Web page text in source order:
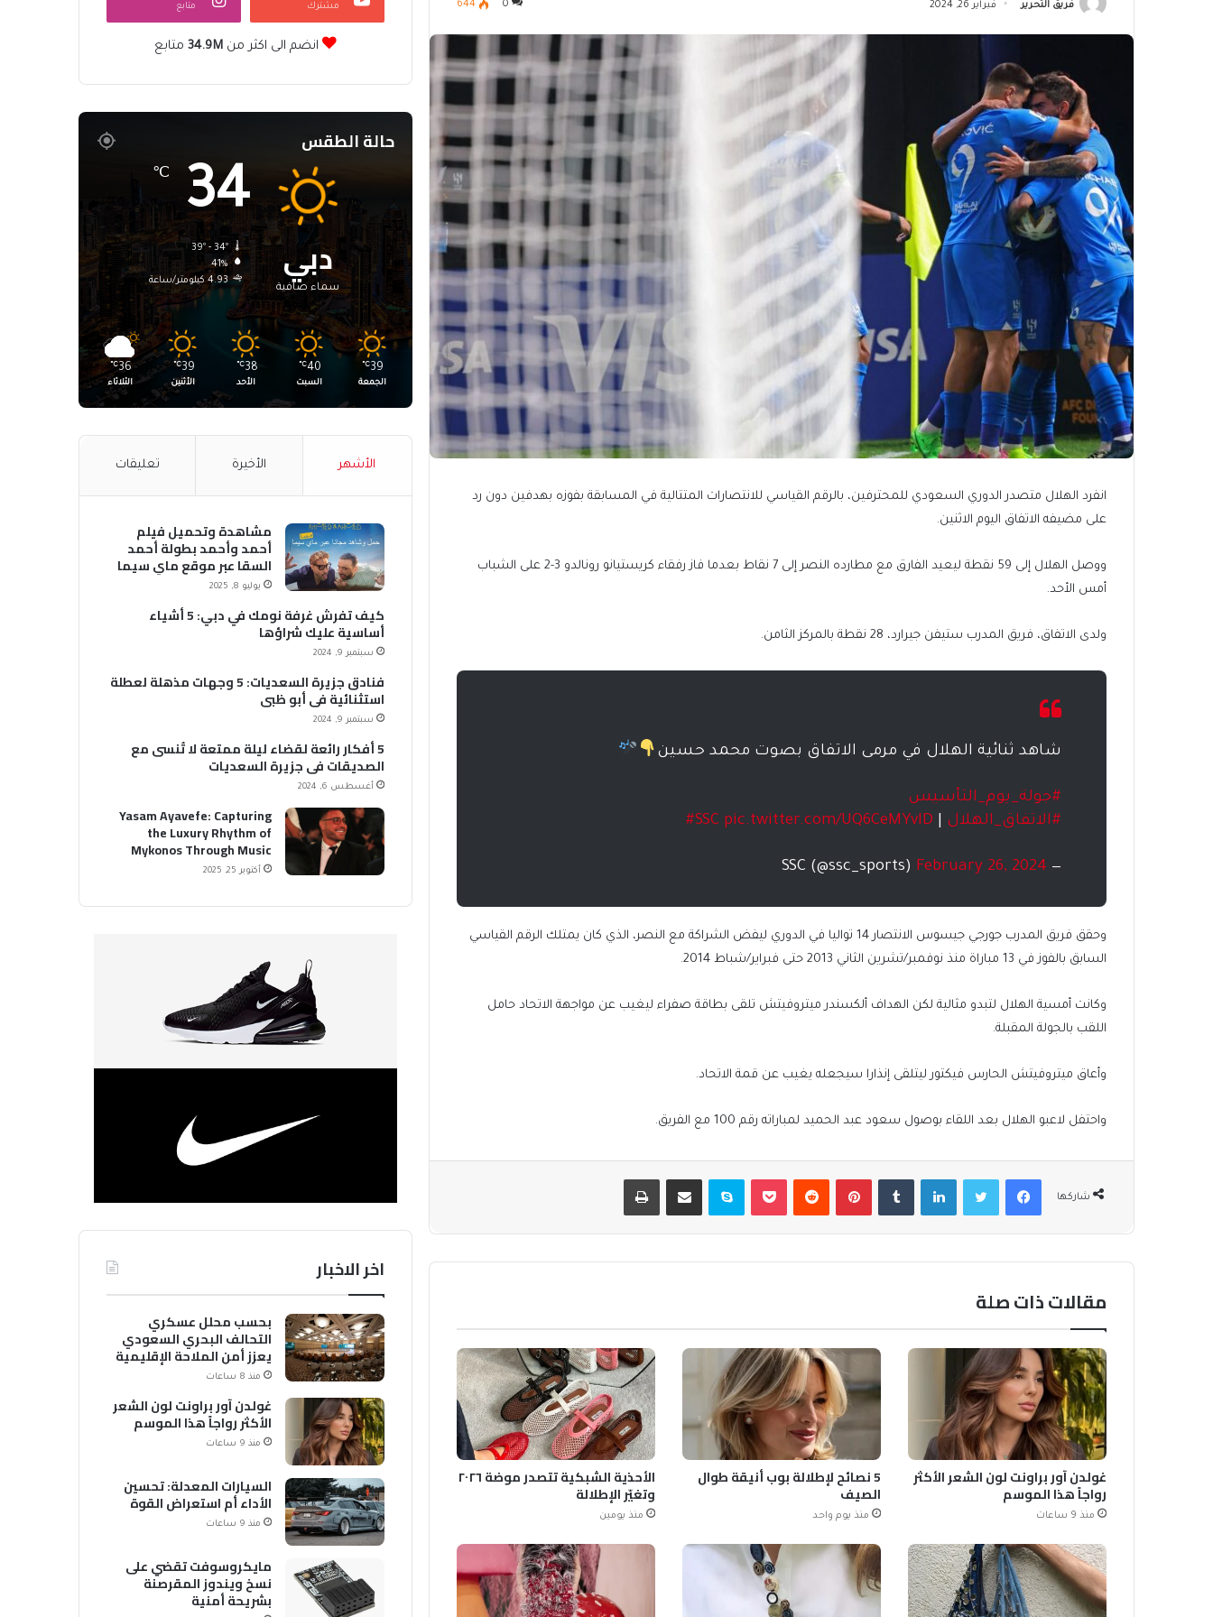
فريق التحرير فبراير 26, 2024 0
644
انفرد الهلال متصدر الدوري السعودي للمحترفين، بالرقم القياسي للانتصارات المتتالية في المسابقة بفوزه بهدفين دون رد
على مضيفه الاتفاق اليوم الاثنين.
ووصل الهلال إلى 59 نقطة ليعيد الفارق مع مطارده النصر إلى 7 نقاط بعدما فاز رفقاء كريستيانو رونالدو 3-2 على الشباب
أمس الأحد.
ولدى الاتفاق، فريق المدرب ستيفن جيرارد، 28 نقطة بالمركز الثامن.
شاهد ثنائية الهلال في مرمى الاتفاق بصوت محمد حسين
#جولة_يوم_التأسيس
#الاتفاق_الهلال
#SSC pic.twitter.com/UQ6CeMYvlD
— SSC (@ssc_sports)
February 26, 2024
وحقق فريق المدرب جورجي جيسوس الانتصار 14 تواليا في الدوري ليفض الشراكة مع النصر، الذي كان يمتلك الرقم القياسي
السابق بالفوز في 13 مباراة منذ نوفمبر/تشرين الثاني 2013 حتى فبراير/شباط 2014.
وكانت أمسية الهلال لتبدو مثالية لكن الهداف ألكسندر ميتروفيتش تلقى بطاقة صفراء ليغيب عن مواجهة الاتحاد حامل
اللقب بالجولة المقبلة.
وأعاق ميتروفيتش الحارس فيكتور ليتلقى إنذارا سيجعله يغيب عن قمة الاتحاد.
واحتفل لاعبو الهلال بعد اللقاء بوصول سعود عبد الحميد لمباراته رقم 100 مع الفريق.
شاركها
فيسبوكتويتر لينكدإن بينتيريست بوكيت سكايب مشاركة عبر البريد طباعة
مقالات ذات صلة
غولدن آور براونت لون الشعر الأكثر
رواجاً هذا الموسم
منذ 9 ساعات
5 نصائح لإطلالة بوب أنيقة طوال
الصيف
منذ يوم واحد
الأحذية الشبكية تتصدر موضة ٢٠٢٦
وتغيّر الإطلالة
منذ يومين
مشترك متابع
انضم الى اكثر من34.9M متابع
حالة الطقس
دبي
سماء صافية
34
℃
39º - 34º
41%
4.93 كيلومتر/ساعة
39
℃
الجمعة
40
℃
السبت
38
℃
الأحد
39
℃
الأثنين
36
℃
الثلاثاء
الأشهر الأخيرة تعليقات
مشاهدة وتحميل فيلم
أحمد وأحمد بطولة أحمد
السقا عبر موقع ماي سيما
MyCima (وي سيما WeCima)
يوليو 8, 2025
كيف تفرش غرفة نومك في دبي: 5 أشياء
أساسية عليك شراؤها
سبتمبر 9, 2024
فنادق جزيرة السعديات: 5 وجهات مذهلة لعطلة
استثنائية في أبو ظبي
سبتمبر 9, 2024
5 أفكار رائعة لقضاء ليلة ممتعة لا تُنسى مع
الصديقات في جزيرة السعديات
أغسطس 6, 2024
Yasam Ayavefe: Capturing
the Luxury Rhythm of
Mykonos Through Music
أكتوبر 25, 2025
اخر الاخبار
بحسب محلل عسكري
التحالف البحري السعودي
يعزز أمن الملاحة الإقليمية
والدولية
منذ 8 ساعات
غولدن آور براونت لون الشعر
الأكثر رواجاً هذا الموسم
منذ 9 ساعات
السيارات المعدلة: تحسين
الأداء أم استعراض القوة
منذ 9 ساعات
مايكروسوفت تقضي على
نسخ ويندوز المقرصنة
بشريحة أمنية